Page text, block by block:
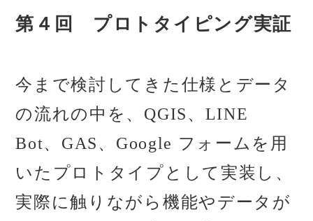
第４回 プロトタイピング実証
今まで検討してきた仕様とデータ
の流れの中を、QGIS、LINE
Bot、GAS、Google フォームを用
いたプロトタイプとして実装し、
実際に触りながら機能やデータが